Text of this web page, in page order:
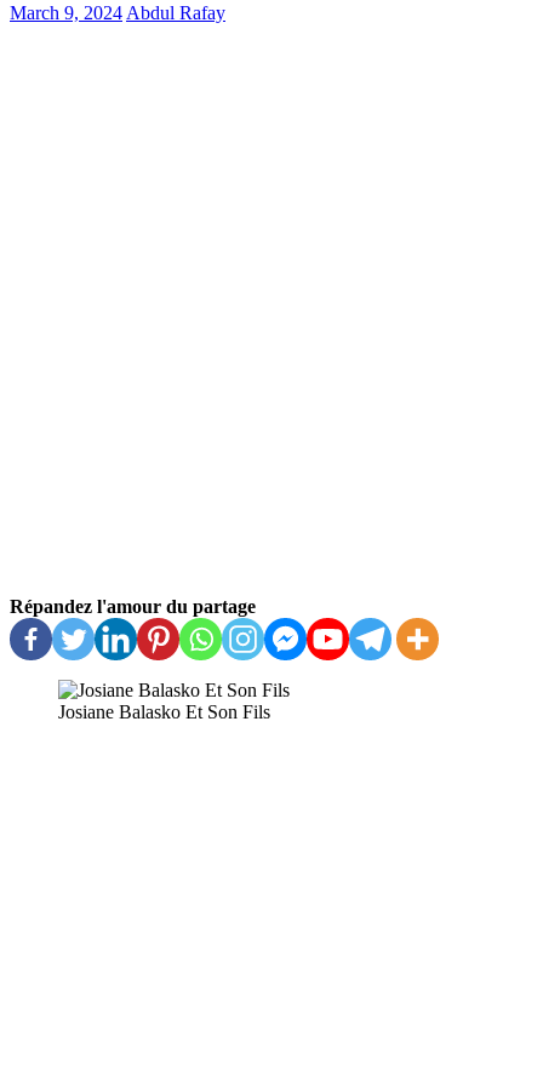
March 9, 2024Abdul Rafay
Répandez l'amour du partage
Josiane Balasko Et Son Fils